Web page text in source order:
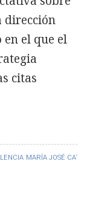
MARÍA JOSÉ
dirección
en el que el
citas